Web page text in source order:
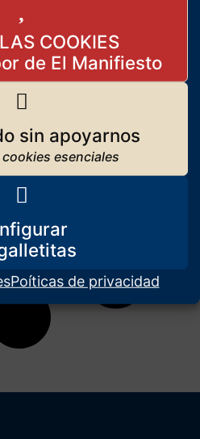
COOKIES
sin apoyarnos
Poíticas de privacidad